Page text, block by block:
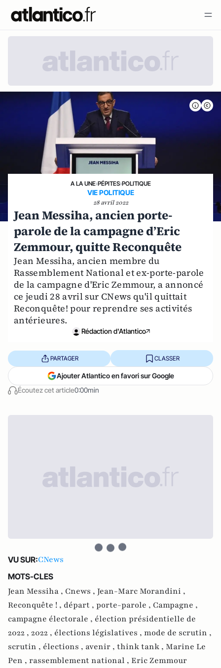
A LA UNE›PÉPITES›POLITIQUE
VIE POLITIQUE
28 avril 2022
Jean Messiha, ancien porte-
parole de la campagne d’Eric
Zemmour, quitte Reconquête
Jean Messiha, ancien membre du
Rassemblement National et ex-porte-parole
de la campagne d'Eric Zemmour, a annoncé
ce jeudi 28 avril sur CNews qu'il quittait
Reconquête! pour reprendre ses activités
antérieures.
Rédaction d'Atlantico
Écoutez cet article0:00min
PARTAGER CLASSER
Ajouter Atlantico en favori sur Google
VU SUR:CNews
MOTS-CLES
Jean Messiha , Cnews , Jean-Marc Morandini ,
Reconquête ! , départ , porte-parole , Campagne ,
campagne électorale , élection présidentielle de
2022 , 2022 , élections législatives , mode de scrutin ,
scrutin , élections , avenir , think tank , Marine Le
Pen , rassemblement national , Eric Zemmour